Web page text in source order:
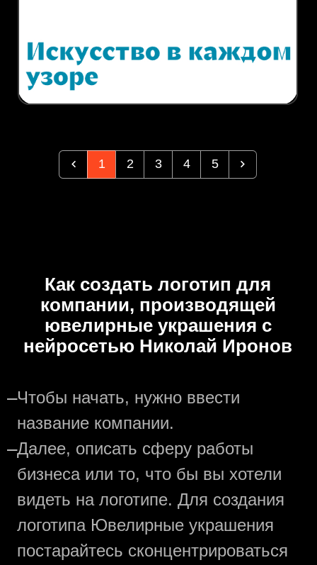
1 2 3 4 5
Как создать логотип для
компании, производящей
ювелирные украшения с
нейросетью Николай Иронов
—Чтобы начать, нужно ввести
название компании.
—Далее, описать сферу работы
бизнеса или то, что бы вы хотели
видеть на логотипе. Для создания
логотипа Ювелирные украшения
постарайтесь сконцентрироваться